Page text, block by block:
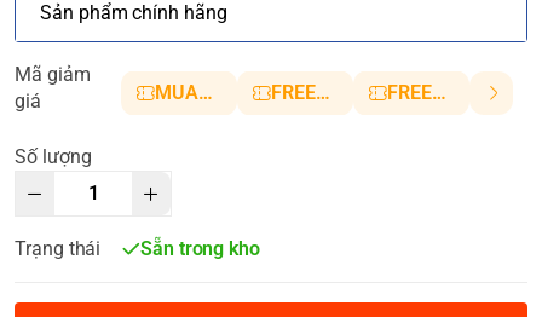
Sản phẩm chính hãng
Mã giảm
giá
MUANHANH01 FREESHIP5 FREESHIP10
Số lượng
Trạng thái Sẵn trong kho